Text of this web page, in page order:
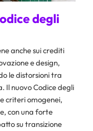
degli
anche sui crediti
e design,
le distorsioni tra
Il nuovo Codice degli
criteri omogenei,
con una forte
su transizione